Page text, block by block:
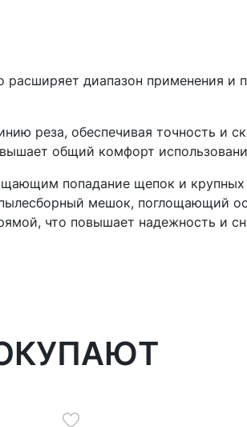
диапазон применения и
реза, обеспечивая точность и
общий комфорт
попадание щепок и крупных
мешок, поглощающий
что повышает надежность и